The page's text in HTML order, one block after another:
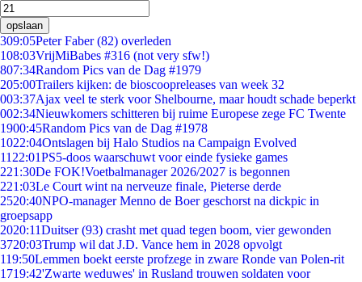
opslaan
309:05Peter Faber (82) overleden
108:03VrijMiBabes #316 (not very sfw!)
807:34Random Pics van de Dag #1979
205:00Trailers kijken: de bioscoopreleases van week 32
003:37Ajax veel te sterk voor Shelbourne, maar houdt schade beperkt
002:34Nieuwkomers schitteren bij ruime Europese zege FC Twente
1900:45Random Pics van de Dag #1978
1022:04Ontslagen bij Halo Studios na Campaign Evolved
11 22:01PS5-doos waarschuwt voor einde fysieke games
221:30De FOK!Voetbalmanager 2026/2027 is begonnen
221:03Le Court wint na nerveuze finale, Pieterse derde
2520:40NPO-manager Menno de Boer geschorst na dickpic in
groepsapp
2020:11Duitser (93) crasht met quad tegen boom, vier gewonden
3720:03Trump wil dat J.D. Vance hem in 2028 opvolgt
119:50Lemmen boekt eerste profzege in zware Ronde van Polen-rit
1719:42'Zwarte weduwes' in Rusland trouwen soldaten voor